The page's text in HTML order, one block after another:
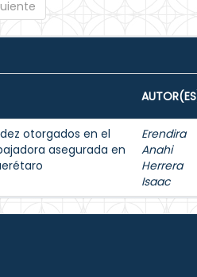
otorgados en el
asegurada en
Erendira
Anahi
Herrera
Isaac